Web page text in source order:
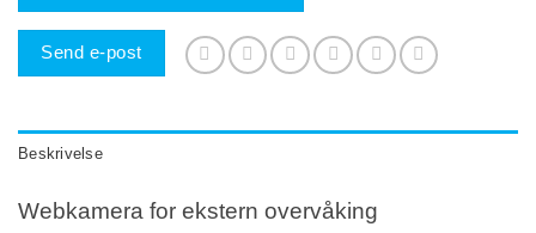
Send e-post
Beskrivelse
Webkamera for ekstern overvåking